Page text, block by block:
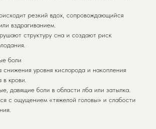
резкий вдох, сопровождающийся
вздрагиванием.
структуру сна и создают риск
боли
снижения уровня кислорода и накопления
в крови.
давящие боли в области лба или затылка.
с ощущением «тяжелой головы» и слабости